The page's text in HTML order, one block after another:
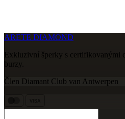
ARETE DIAMOND
Exkluzivní šperky s certifikovanými
burzy.
Člen Diamant Club van Antwerpen